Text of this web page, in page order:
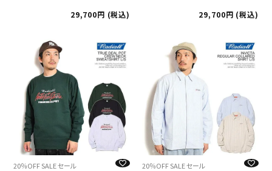
29,700
税込
29,700
税込
20％OFF SALE セール 20％OFF SALE セール